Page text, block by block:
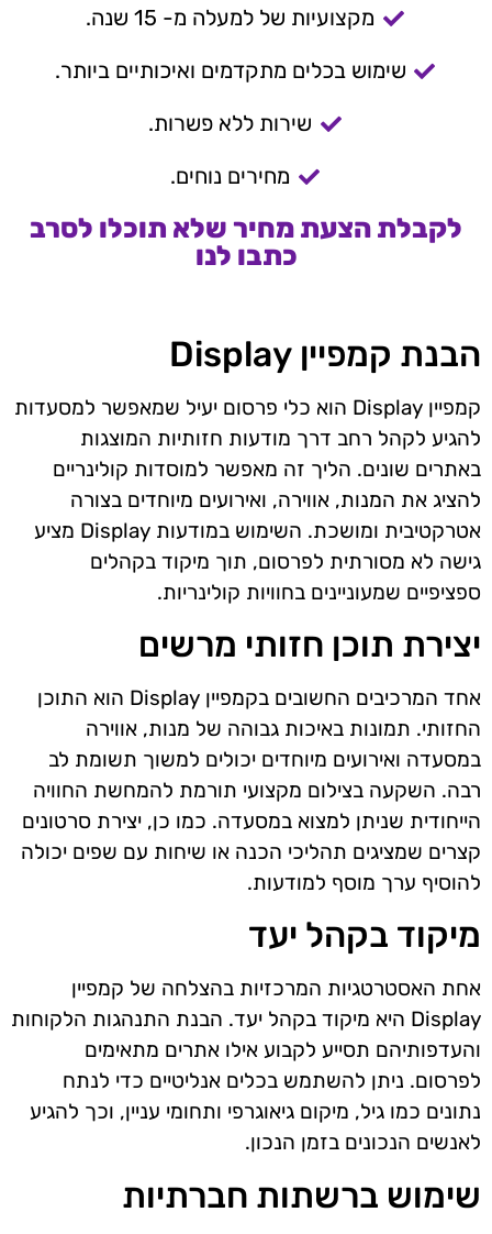
מקצועיות של למעלה מ- 15 שנה.
שימוש בכלים מתקדמים ואיכותיים ביותר.
שירות ללא פשרות.
מחירים נוחים.
לקבלת הצעת מחיר שלא תוכלו לסרב
כתבו לנו
הבנת קמפיין Display
קמפיין Display הוא כלי פרסום יעיל שמאפשר למסעדות
להגיע לקהל רחב דרך מודעות חזותיות המוצגות
באתרים שונים. הליך זה מאפשר למוסדות קולינריים
להציג את המנות, אווירה, ואירועים מיוחדים בצורה
אטרקטיבית ומושכת. השימוש במודעות Display מציע
גישה לא מסורתית לפרסום, תוך מיקוד בקהלים
ספציפיים שמעוניינים בחוויות קולינריות.
יצירת תוכן חזותי מרשים
אחד המרכיבים החשובים בקמפיין Display הוא התוכן
החזותי. תמונות באיכות גבוהה של מנות, אווירה
במסעדה ואירועים מיוחדים יכולים למשוך תשומת לב
רבה. השקעה בצילום מקצועי תורמת להמחשת החוויה
הייחודית שניתן למצוא במסעדה. כמו כן, יצירת סרטונים
קצרים שמציגים תהליכי הכנה או שיחות עם שפים יכולה
להוסיף ערך מוסף למודעות.
מיקוד בקהל יעד
אחת האסטרטגיות המרכזיות בהצלחה של קמפיין
Display היא מיקוד בקהל יעד. הבנת התנהגות הלקוחות
והעדפותיהם תסייע לקבוע אילו אתרים מתאימים
לפרסום. ניתן להשתמש בכלים אנליטיים כדי לנתח
נתונים כמו גיל, מיקום גיאוגרפי ותחומי עניין, וכך להגיע
לאנשים הנכונים בזמן הנכון.
שימוש ברשתות חברתיות